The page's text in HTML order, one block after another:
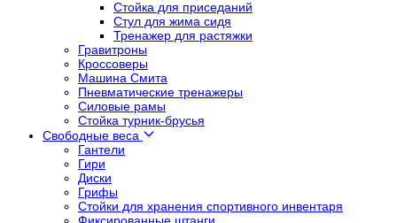
Стойка для приседаний
Стул для жима сидя
Тренажер для растяжки
Гравитроны
Кроссоверы
Машина Смита
Пневматические тренажеры
Силовые рамы
Стойка турник-брусья
Свободные веса
Гантели
Гири
Диски
Грифы
Стойки для хранения спортивного инвентаря